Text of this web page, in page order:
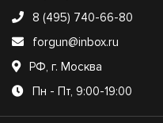
8 (495) 740-66-80
forgun@inbox.ru
РФ, г. Москва
Пн - Пт, 9:00-19:00